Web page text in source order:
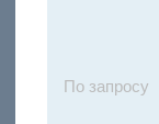
По запросу